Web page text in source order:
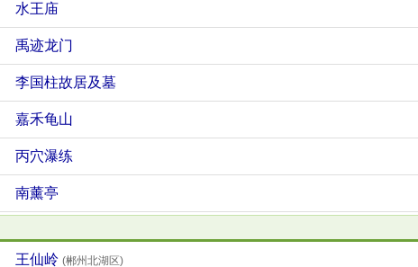
水王庙
禹迹龙门
李国柱故居及墓
嘉禾龟山
丙穴瀑练
南薰亭
王仙岭 (郴州北湖区)